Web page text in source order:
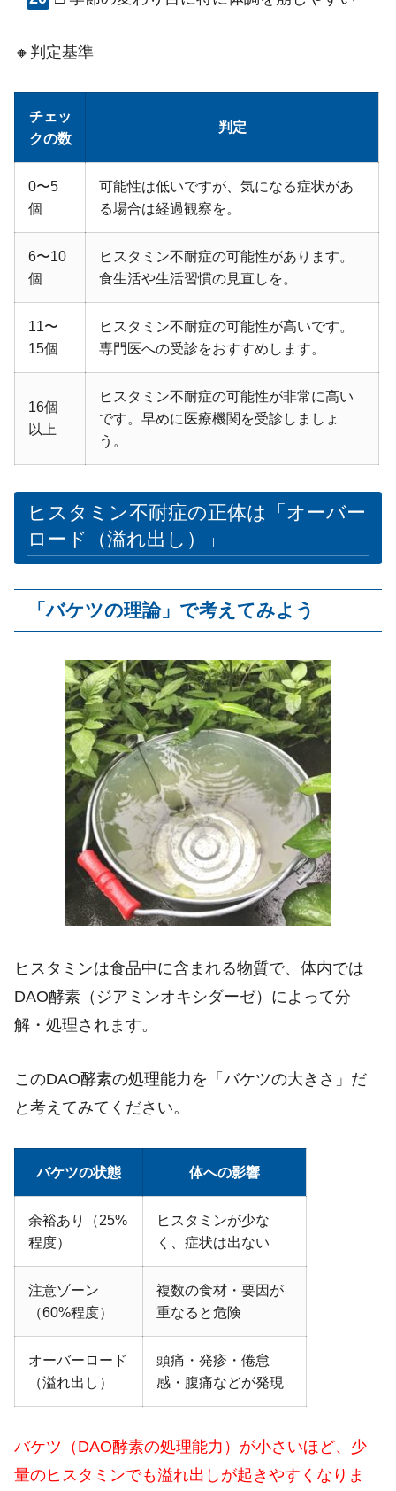
🔸判定基準
チェッ
クの数
判定
0〜5
個
可能性は低いですが、気になる症状があ
る場合は経過観察を。
6〜10
個
ヒスタミン不耐症の可能性があります。
食生活や生活習慣の見直しを。
11〜
15個
ヒスタミン不耐症の可能性が高いです。
専門医への受診をおすすめします。
16個
以上
ヒスタミン不耐症の可能性が非常に高い
です。早めに医療機関を受診しましょ
う。
ヒスタミン不耐症の正体は「オーバー
ロード（溢れ出し）」
「バケツの理論」で考えてみよう
ヒスタミンは食品中に含まれる物質で、体内では
DAO酵素（ジアミンオキシダーゼ）によって分
解・処理されます。
このDAO酵素の処理能力を「バケツの大きさ」だ
と考えてみてください。
バケツの状態 体への影響
余裕あり（25%
程度）
ヒスタミンが少な
く、症状は出ない
注意ゾーン
（60%程度）
複数の食材・要因が
重なると危険
オーバーロード
（溢れ出し）
頭痛・発疹・倦怠
感・腹痛などが発現
バケツ（DAO酵素の処理能力）が小さいほど、少
量のヒスタミンでも溢れ出しが起きやすくなりま